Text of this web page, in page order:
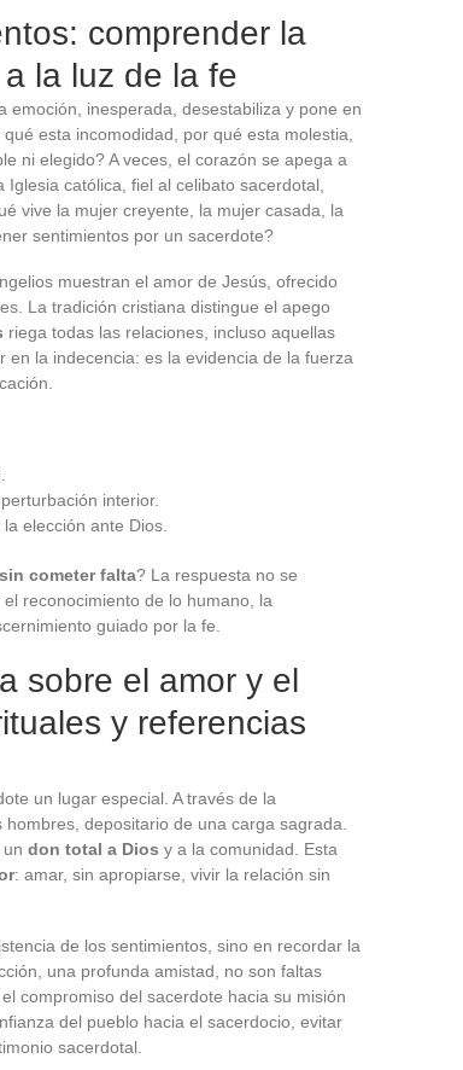
comprender la
la luz de la fe
inesperada, desestabiliza y pone en
esta incomodidad, por qué esta molestia,
ni elegido? A veces, el corazón se apega a
Iglesia católica, fiel al celibato sacerdotal,
vive la mujer creyente, la mujer casada, la
sentimientos por un sacerdote?
muestran el amor de Jesús, ofrecido
La tradición cristiana distingue el apego
riega todas las relaciones, incluso aquellas
la indecencia: es la evidencia de la fuerza
interior.
elección ante Dios.
cometer falta? La respuesta no se
reconocimiento de lo humano, la
guiado por la fe.
sobre el amor y el
y referencias
un lugar especial. A través de la
depositario de una carga sagrada.
don total a Dios y a la comunidad. Esta
: amar, sin apropiarse, vivir la relación sin
de los sentimientos, sino en recordar la
una profunda amistad, no son faltas
compromiso del sacerdote hacia su misión
del pueblo hacia el sacerdocio, evitar
sacerdotal.